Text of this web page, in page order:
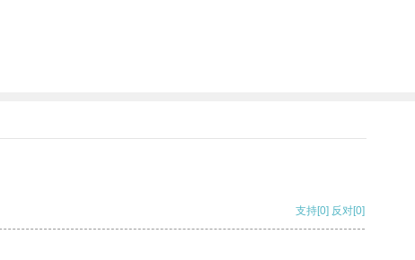
支持[0] 反对[0]